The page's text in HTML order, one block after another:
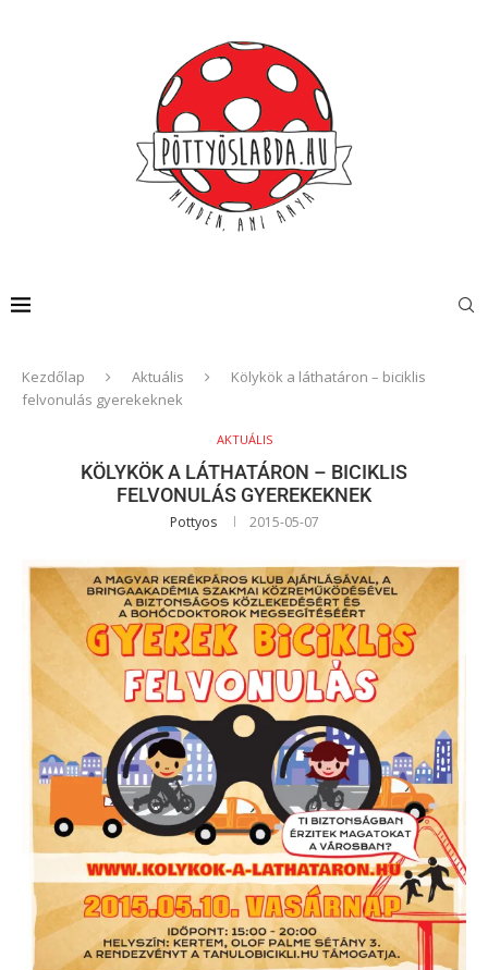
Kezdőlap Aktuális
Kölykök a láthatáron – biciklis
felvonulás gyerekeknek
AKTUÁLIS
KÖLYKÖK A LÁTHATÁRON – BICIKLIS
FELVONULÁS GYEREKEKNEK
Pottyos 2015-05-07